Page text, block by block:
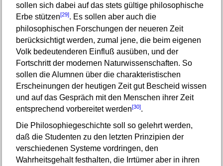
sollen sich dabei auf das stets gültige philosophische
Erbe stützen[29]. Es sollen aber auch die
philosophischen Forschungen der neueren Zeit
berücksichtigt werden, zumal jene, die beim eigenen
Volk bedeutenderen Einfluß ausüben, und der
Fortschritt der modernen Naturwissenschaften. So
sollen die Alumnen über die charakteristischen
Erscheinungen der heutigen Zeit gut Bescheid wissen
und auf das Gespräch mit den Menschen ihrer Zeit
entsprechend vorbereitet werden[30].
Die Philosophiegeschichte soll so gelehrt werden,
daß die Studenten zu den letzten Prinzipien der
verschiedenen Systeme vordringen, den
Wahrheitsgehalt festhalten, die Irrtümer aber in ihren